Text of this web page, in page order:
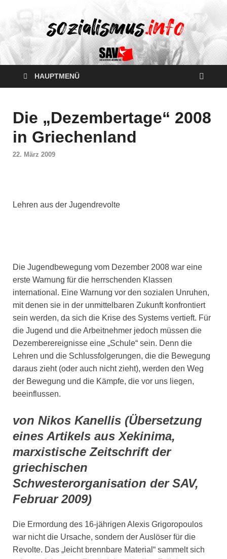
HAUPTMENÜ
Die „Dezembertage“ 2008
in Griechenland
22. März 2009
Lehren aus der Jugendrevolte
Die Jugendbewegung vom Dezember 2008 war eine
erste Warnung für die herrschenden Klassen
international. Eine Warnung vor den sozialen Unruhen,
mit denen sie in der unmittelbaren Zukunft konfrontiert
sein werden, da sich die Krise des Systems vertieft. Für
die Jugend und die Arbeitnehmer jedoch müssen die
Dezemberereignisse eine „Schule“ sein. Denn die
Lehren und die Schlussfolgerungen, die die Bewegung
daraus zieht (oder auch nicht zieht), werden den Weg
der Bewegung und die Kämpfe, die vor uns liegen,
beeinflussen.
von Nikos Kanellis (Übersetzung
eines Artikels aus Xekinima,
marxistische Zeitschrift der
griechischen
Schwesterorganisation der SAV,
Februar 2009)
Die Ermordung des 16-jährigen Alexis Grigoropoulos
war nicht die Ursache, sondern der Auslöser für die
Revolte. Das „leicht brennbare Material“ sammelt sich